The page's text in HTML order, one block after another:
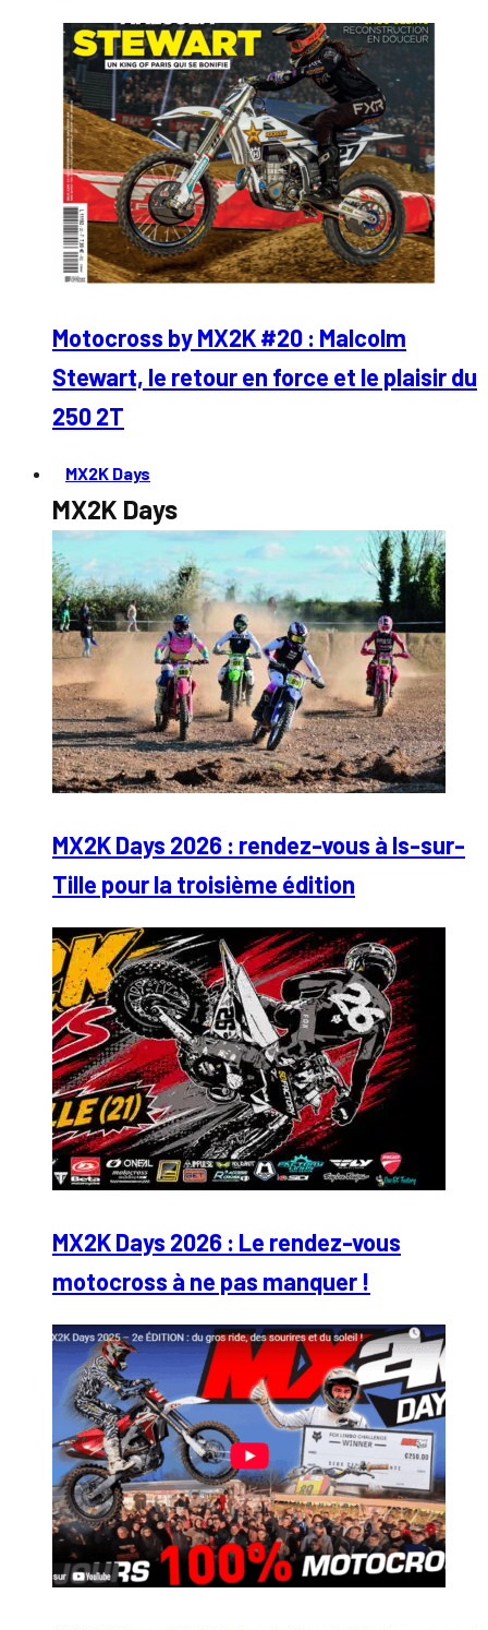
Motocross by MX2K #20 : Malcolm
Stewart, le retour en force et le plaisir du
250 2T
MX2K Days
MX2K Days
MX2K Days 2026 : rendez-vous à Is-sur-
Tille pour la troisième édition
MX2K Days 2026 : Le rendez-vous
motocross à ne pas manquer !